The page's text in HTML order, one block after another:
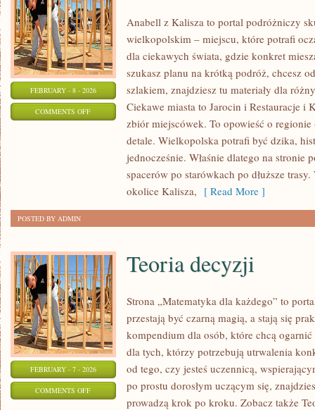
FEBRUARY - 8 - 2026
COMMENTS OFFON
Anabell z Kalisza to portal podróżniczy
wielkopolskim – miejscu, które potrafi
dla ciekawych świata, gdzie konkret
szukasz planu na krótką podróż, chcesz
szlakiem, znajdziesz tu materiały dla
Ciekawe miasta to Jarocin i Restauracje i
zbiór miejscówek. To opowieść o
detale. Wielkopolska potrafi być dzika,
jednocześnie. Właśnie dlatego na stronie
spacerów po starówkach po dłuższe
okolice Kalisza, [ Read More ]
POSTED BY ADMIN
FEBRUARY - 7 - 2026
COMMENTS OFFON
Teoria decyzji
Strona „Matematyka dla każdego” to
przestają być czarną magią, a stają się
kompendium dla osób, które chcą
dla tych, którzy potrzebują utrwalenia
od tego, czy jesteś uczennicą,
po prostu dorosłym uczącym się,
prowadzą krok po kroku. Zobacz także